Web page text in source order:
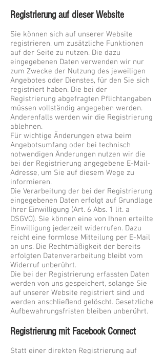
Registrierung auf dieser Website
Sie können sich auf unserer Website
registrieren, um zusätzliche Funktionen
auf der Seite zu nutzen. Die dazu
eingegebenen Daten verwenden wir nur
zum Zwecke der Nutzung des jeweiligen
Angebotes oder Dienstes, für den Sie sich
registriert haben. Die bei der
Registrierung abgefragten Pflichtangaben
müssen vollständig angegeben werden.
Anderenfalls werden wir die Registrierung
ablehnen.
Für wichtige Änderungen etwa beim
Angebotsumfang oder bei technisch
notwendigen Änderungen nutzen wir die
bei der Registrierung angegebene E-Mail-
Adresse, um Sie auf diesem Wege zu
informieren.
Die Verarbeitung der bei der Registrierung
eingegebenen Daten erfolgt auf Grundlage
Ihrer Einwilligung (Art. 6 Abs. 1 lit. a
DSGVO). Sie können eine von Ihnen erteilte
Einwilligung jederzeit widerrufen. Dazu
reicht eine formlose Mitteilung per E-Mail
an uns. Die Rechtmäßigkeit der bereits
erfolgten Datenverarbeitung bleibt vom
Widerruf unberührt.
Die bei der Registrierung erfassten Daten
werden von uns gespeichert, solange Sie
auf unserer Website registriert sind und
werden anschließend gelöscht. Gesetzliche
Aufbewahrungsfristen bleiben unberührt.
Registrierung mit Facebook Connect
Statt einer direkten Registrierung auf